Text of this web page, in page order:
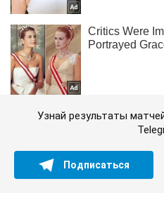
Узнай результаты
Подписаться